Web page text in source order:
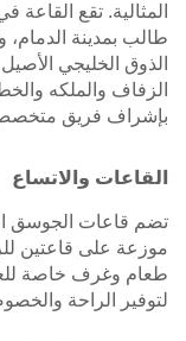
المثالية. تقع
طالب بمدينة
الذوق الخليجي
الزفاف والملكه
بإشراف فريق متخصص
القاعات والاتساع
تضم قاعات الجوسق
موزعة على قاعتين
طعام وغرف خاصة
لتوفير الراحة